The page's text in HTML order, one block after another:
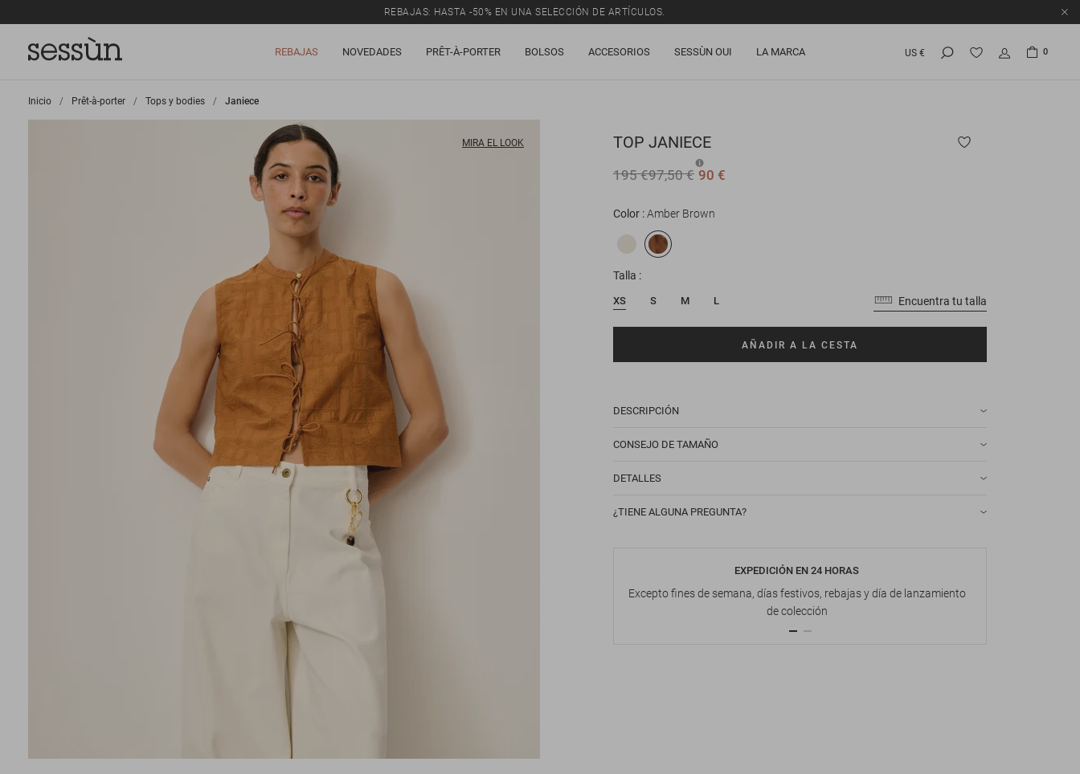
REBAJAS: HASTA -50% EN UNA SELECCIÓN DE ARTÍCULOS.
REBAJAS NOVEDADES PRÊT-À-PORTER BOLSOS ACCESORIOS SESSÙN OUI LA MARCA US € 0
Inicio >
Prêt-à-porter >
Tops y bodies >
Janiece
MIRA EL LOOK TOP JANIECE
195 €97,50 € 90 €
Color Amber Brown
Talla
XS S M L Encuentra tu talla
AÑADIR A LA CESTA
DESCRIPCIÓN
CONSEJO DE TAMAÑO
DETALLES
¿TIENE ALGUNA PREGUNTA?
EXPEDICIÓN EN 24 HORAS
Excepto fines de semana, días festivos, rebajas y día de lanzamiento
de colección